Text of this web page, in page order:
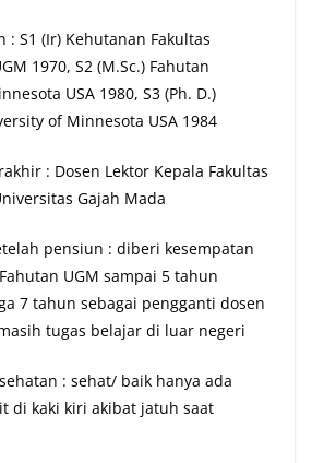
: S1 (Ir) Kehutanan Fakultas
1970, S2 (M.Sc.) Fahutan
USA 1980, S3 (Ph. D.)
of Minnesota USA 1984
: Dosen Lektor Kepala Fakultas
Gajah Mada
pensiun : diberi kesempatan
UGM sampai 5 tahun
7 tahun sebagai pengganti dosen
tugas belajar di luar negeri
: sehat/ baik hanya ada
di kaki kiri akibat jatuh saat